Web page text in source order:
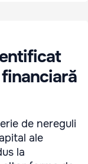
de nereguli
ale
la